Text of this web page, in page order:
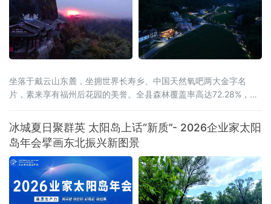
坐落于戴云山东麓，坐拥世界长寿乡、中国天然氧吧两大金字名
片，素来享有福州后花园的美誉。全县森林覆盖率高达72.28%，连
沛，孕育出独有的山地小气候，冬无严寒、夏无酷暑，夏季昼夜温
差分明，空气温润通透，是静养元气、调理身心的天然福地，为当
地发展高端康养旅居产业，构筑了其他区域难以复刻的生态底层
冰城夏日聚群英 太阳岛上话“新质”- 2026企业家太阳
岛年会擘画东北振兴新图景